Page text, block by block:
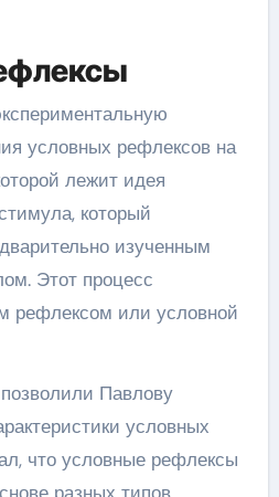
условных рефлексов на
лежит идея
который
изученным
Этот процесс
рефлексом или условной
Павлову
условных
что условные рефлексы